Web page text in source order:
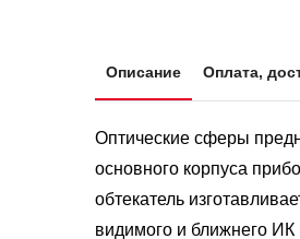
Описание Оплата,
Оптические сферы
основного корпуса
обтекатель
видимого и ближнего ИК